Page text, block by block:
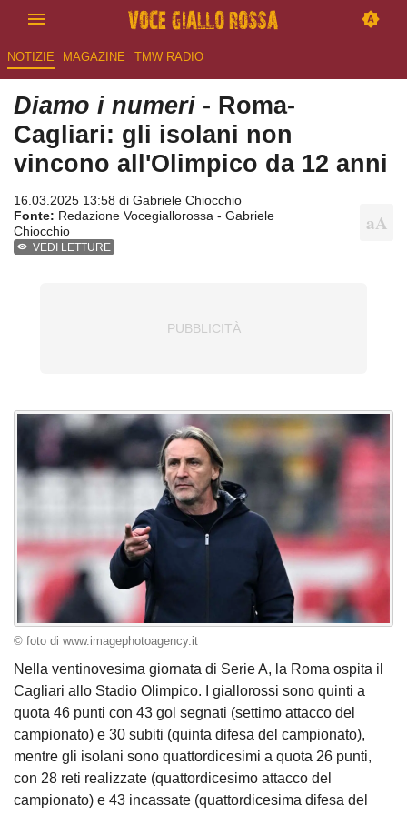
NOTIZIE MAGAZINE TMW RADIO
Diamo i numeri - Roma-
Cagliari: gli isolani non
vincono all'Olimpico da 12 anni
16.03.2025 13:58 di Gabriele Chiocchio
Fonte: Redazione Vocegiallorossa - Gabriele
Chiocchio
VEDI LETTURE
© foto di www.imagephotoagency.it
Nella ventinovesima giornata di Serie A, la Roma ospita il
Cagliari allo Stadio Olimpico. I giallorossi sono quinti a
quota 46 punti con 43 gol segnati (settimo attacco del
campionato) e 30 subiti (quinta difesa del campionato),
mentre gli isolani sono quattordicesimi a quota 26 punti,
con 28 reti realizzate (quattordicesimo attacco del
campionato) e 43 incassate (quattordicesima difesa del